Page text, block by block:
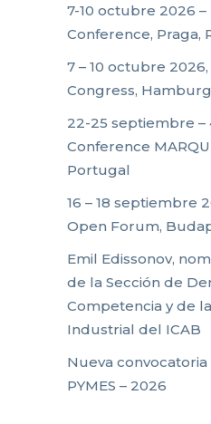
7-10 octubre 2026
Conference, Praga,
7 – 10 octubre
Congress,
22-25 septiembre –
Conference
Portugal
16 – 18 septiembre
Open Forum,
Emil Edissonov,
de la Sección de
Competencia y de
Industrial del ICAB
Nueva
PYMES – 2026